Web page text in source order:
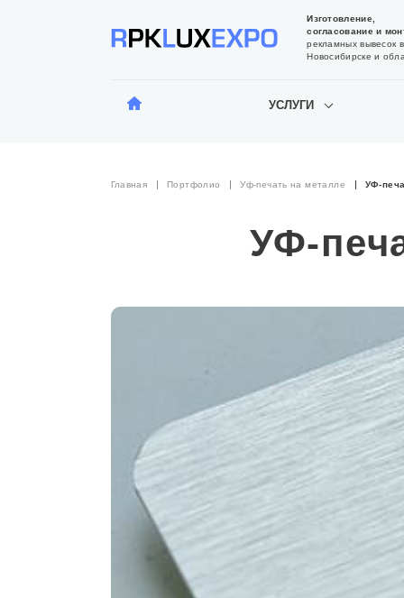
Изготовление,
согласование и
рекламных вывесок в
Новосибирске и
УСЛУГИ
Главная Портфолио Уф-печать на металле УФ-
УФ-